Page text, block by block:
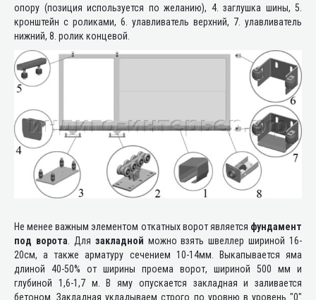
опору (позиция используется по желанию), 4. заглушка шины, 5.
кронштейн с роликами, 6. улавливатель верхний, 7. улавливатель
нижний, 8. ролик концевой.
Не менее важным элементом откатных ворот является фундамент
под ворота. Для закладной можно взять швеллер шириной 16-
20см, а также арматуру сечением 10-14мм. Выкапывается яма
длиной 40-50% от ширины проема ворот, шириной 500 мм и
глубиной 1,6-1,7 м. В яму опускается закладная и заливается
бетоном. Закладная укладываем строго по уровню в уровень "0"